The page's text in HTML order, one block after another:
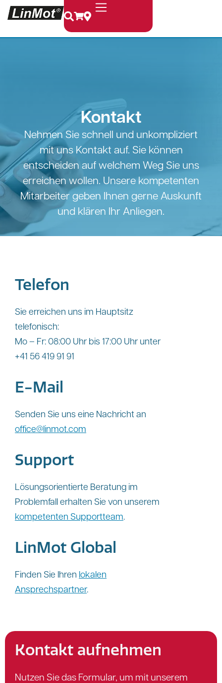
Kontakt
Nehmen Sie schnell und unkompliziert
mit uns Kontakt auf. Sie können
entscheiden auf welchem Weg Sie uns
erreichen wollen. Unsere kompetenten
Mitarbeiter geben Ihnen gerne Auskunft
und klären Ihr Anliegen.
Telefon
Sie erreichen uns im Hauptsitz
telefonisch:
Mo – Fr: 08:00 Uhr bis 17:00 Uhr unter
+41 56 419 91 91
E-Mail
Senden Sie uns eine Nachricht an
office@linmot.com
Support
Lösungsorientierte Beratung im
Problemfall erhalten Sie von unserem
kompetenten Supportteam.
LinMot Global
Finden Sie Ihren lokalen
Ansprechspartner.
Kontakt aufnehmen
Nutzen Sie das Formular, um mit unserem